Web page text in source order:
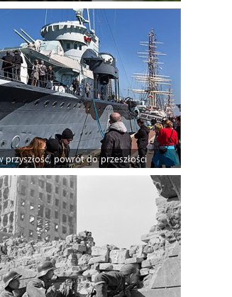
przyszłość, powrót do przeszłości